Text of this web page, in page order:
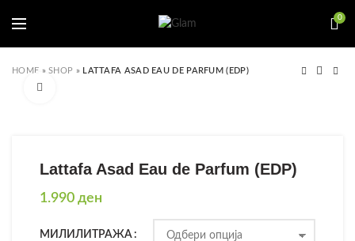
0
HOME »SHOP » LATTAFA ASAD EAU DE PARFUM (EDP)
Lattafa Asad Eau de Parfum (EDP)
1.990 ден
МИЛИЛИТРАЖА